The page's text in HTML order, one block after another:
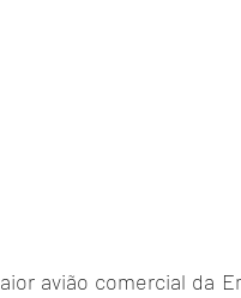
avião comercial da